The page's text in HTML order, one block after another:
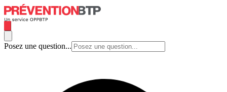
Posez une question...